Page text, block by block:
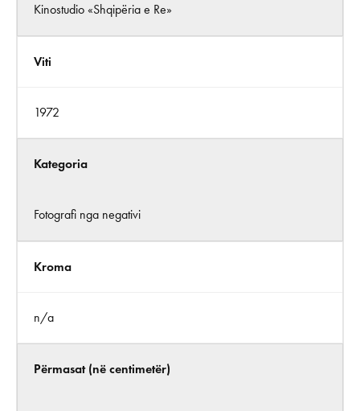
Kinostudio «Shqipëria e Re»
Viti
1972
Kategoria
Fotografi nga negativi
Kroma
n/a
Përmasat (në centimetër)